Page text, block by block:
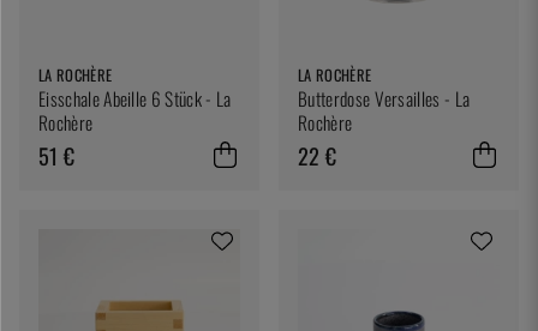
LA ROCHÈRE
Eisschale Abeille 6 Stück - La
Rochère
51 €
LA ROCHÈRE
Butterdose Versailles - La
Rochère
22 €